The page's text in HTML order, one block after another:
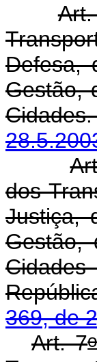
Defesa,
Gestão,
dos
Justiça,
Gestão,
369, de
Art. 7o